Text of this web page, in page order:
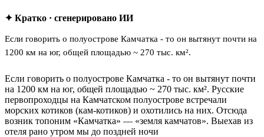
✦ Кратко · сгенерировано ИИ
Если говорить о полуострове Камчатка - то он вытянут почти на
1200 км на юг, общей площадью ~ 270 тыс. км².
Если говорить о полуострове Камчатка - то он вытянут почти
на 1200 км на юг, общей площадью ~ 270 тыс. км². Русские
первопроходцы на Камчатском полуострове встречали
морских котиков (кам-котиков) и охотились на них. Отсюда
возник топоним «Камчатка» — «земля камчатов». Выехав из
отеля рано утром мы до поздней ночи